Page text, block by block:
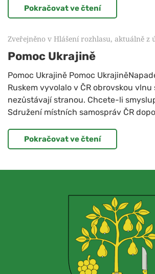
Pokračovat ve čtení
Zveřejněno v Hlášení rozhlasu, aktuálně z
Pomoc Ukrajině
Pomoc Ukrajině Pomoc
Ruskem vyvolalo v ČR obrovskou
nezůstávají stranou. Chcete-li
Sdružení místních samospráv ČR
Pokračovat ve čtení